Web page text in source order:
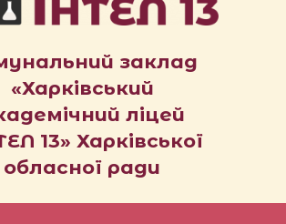
заклад
«Харківський
ліцей
13» Харківської
обласної ради